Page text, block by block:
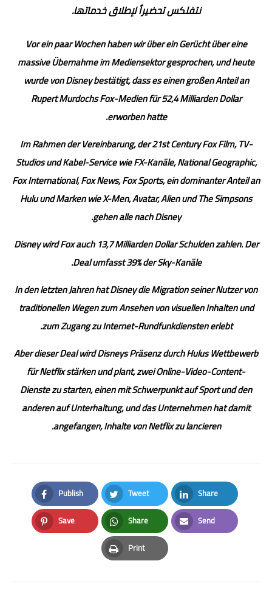
نتفلكس تحضيراً لإطلاق خدماتها.
Vor ein paar Wochen haben wir über ein Gerücht über eine
massive Übernahme im Mediensektor gesprochen, und heute
wurde von Disney bestätigt, dass es einen großen Anteil an
Rupert Murdochs Fox-Medien für 52,4 Milliarden Dollar
erworben hatte.
Im Rahmen der Vereinbarung, der 21st Century Fox Film, TV-
Studios und Kabel-Service wie FX-Kanäle, National Geographic,
Fox International, Fox News, Fox Sports, ein dominanter Anteil an
Hulu und Marken wie X-Men, Avatar, Alien und The Simpsons
gehen alle nach Disney.
Disney wird Fox auch 13,7 Milliarden Dollar Schulden zahlen. Der
Deal umfasst 39% der Sky-Kanäle.
In den letzten Jahren hat Disney die Migration seiner Nutzer von
traditionellen Wegen zum Ansehen von visuellen Inhalten und
zum Zugang zu Internet-Rundfunkdiensten erlebt.
Aber dieser Deal wird Disneys Präsenz durch Hulus Wettbewerb
für Netflix stärken und plant, zwei Online-Video-Content-
Dienste zu starten, einen mit Schwerpunkt auf Sport und den
anderen auf Unterhaltung, und das Unternehmen hat damit
angefangen, Inhalte von Netflix zu lancieren.
Publish
Facebook
Tweet
Twitter
Share
LinkedIn
Save
Pinterest
Share
Whatsapp
Send
Email
Print
Print